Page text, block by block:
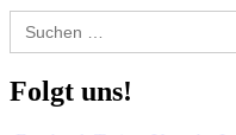
Search
for:
Folgt uns!